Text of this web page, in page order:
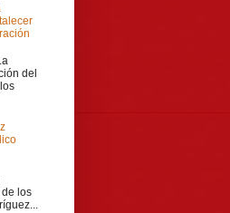
del
los